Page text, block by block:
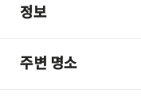
정보
Show
Common.Of
content
주변 명소